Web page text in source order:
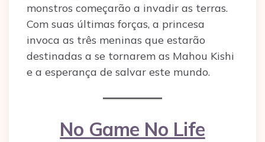
monstros começarão a invadir as terras.
Com suas últimas forças, a princesa
invoca as três meninas que estarão
destinadas a se tornarem as Mahou Kishi
e a esperança de salvar este mundo.
No Game No Life